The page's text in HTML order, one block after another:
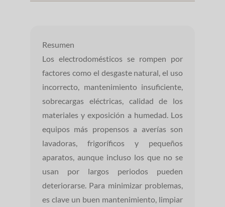
Resumen
Los electrodomésticos se rompen por
factores como el desgaste natural, el uso
incorrecto, mantenimiento insuficiente,
sobrecargas eléctricas, calidad de los
materiales y exposición a humedad. Los
equipos más propensos a averías son
lavadoras, frigoríficos y pequeños
aparatos, aunque incluso los que no se
usan por largos periodos pueden
deteriorarse. Para minimizar problemas,
es clave un buen mantenimiento, limpiar